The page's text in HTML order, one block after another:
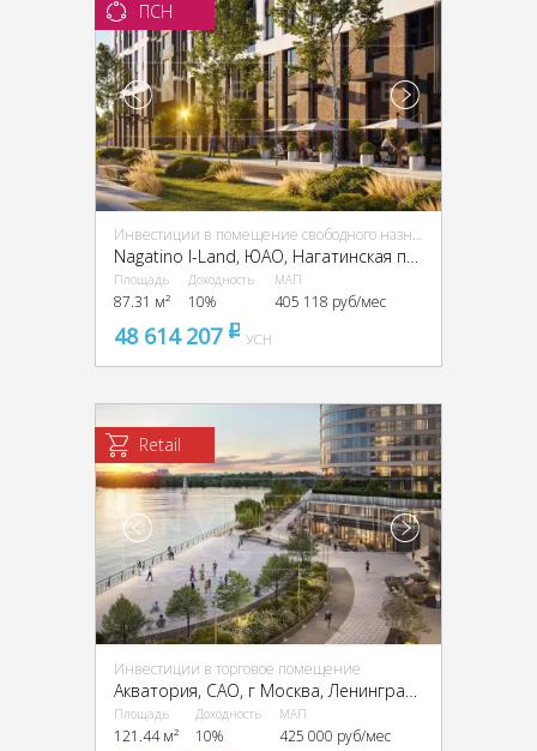
ПСН
Инвестиции в помещение свободного назначения (ПСН)
Nagatino I-Land, ЮАО, Нагатинская пойма, проектируемый пр-д, 4062, вл.6
Площадь
87.31 м²
Доходность
10%
МАП
405 118 руб/мес
48 614 207 pуб
УСН
Retail
Инвестиции в торговое помещение
Площадь
121.44 м²
Доходность
10%
МАП
425 000 руб/мес